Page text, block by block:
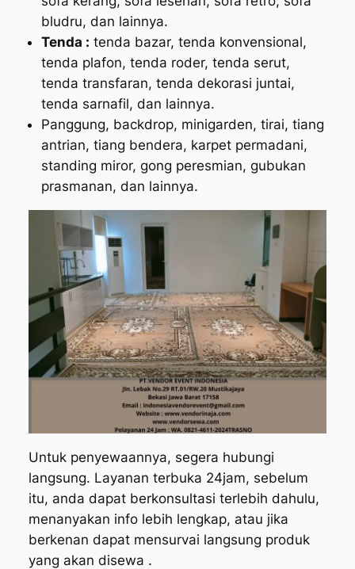
bludru, dan lainnya.
Tenda : tenda bazar, tenda konvensional,
tenda plafon, tenda roder, tenda serut,
tenda transfaran, tenda dekorasi juntai,
tenda sarnafil, dan lainnya.
Panggung, backdrop, minigarden, tirai, tiang
antrian, tiang bendera, karpet permadani,
standing miror, gong peresmian, gubukan
prasmanan, dan lainnya.
Untuk penyewaannya, segera hubungi
langsung. Layanan terbuka 24jam, sebelum
itu, anda dapat berkonsultasi terlebih dahulu,
menanyakan info lebih lengkap, atau jika
berkenan dapat mensurvai langsung produk
yang akan disewa .